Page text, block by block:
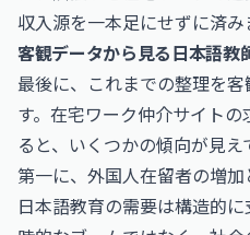
収入源を一本足にせずに済み
客観データから見る日本語教
最後に、これまでの整理を
す。在宅ワーク仲介サイト
ると、いくつかの傾向が見え
第一に、外国人在留者の増加
日本語教育の需要は構造的